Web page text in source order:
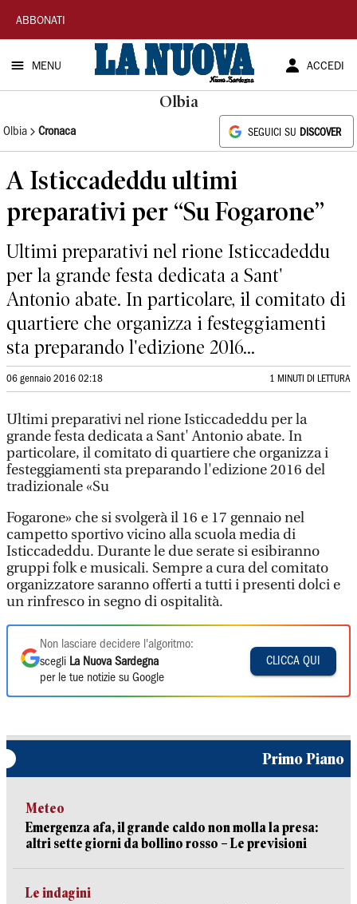
La
Nuova
Sardegna
ABBONATI
MENU ACCEDI
Olbia
Olbia Cronaca SEGUICI SU DISCOVER
A Isticcadeddu ultimi
preparativi per “Su Fogarone”
Ultimi preparativi nel rione Isticcadeddu
per la grande festa dedicata a Sant'
Antonio abate. In particolare, il comitato di
quartiere che organizza i festeggiamenti
sta preparando l'edizione 2016...
06 gennaio 2016 02:18 1 MINUTI DI LETTURA
Ultimi preparativi nel rione Isticcadeddu per la
grande festa dedicata a Sant' Antonio abate. In
particolare, il comitato di quartiere che organizza i
festeggiamenti sta preparando l'edizione 2016 del
tradizionale «Su
Fogarone» che si svolgerà il 16 e 17 gennaio nel
campetto sportivo vicino alla scuola media di
Isticcadeddu. Durante le due serate si esibiranno
gruppi folk e musicali. Sempre a cura del comitato
organizzatore saranno offerti a tutti i presenti dolci e
un rinfresco in segno di ospitalità.
Non lasciare decidere l'algoritmo:
scegli La Nuova Sardegna
per le tue notizie su Google
CLICCA QUI
Primo Piano
Meteo
Emergenza afa, il grande caldo non molla la presa:
altri sette giorni da bollino rosso – Le previsioni
Le indagini